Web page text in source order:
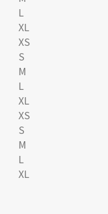
L
XL
XS
S
M
L
XL
XS
S
M
L
XL